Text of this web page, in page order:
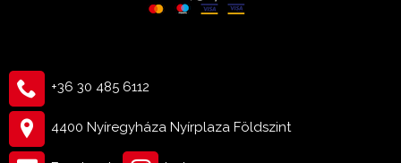
+36 30 485 6112
4400 Nyíregyháza Nyírplaza Földszint